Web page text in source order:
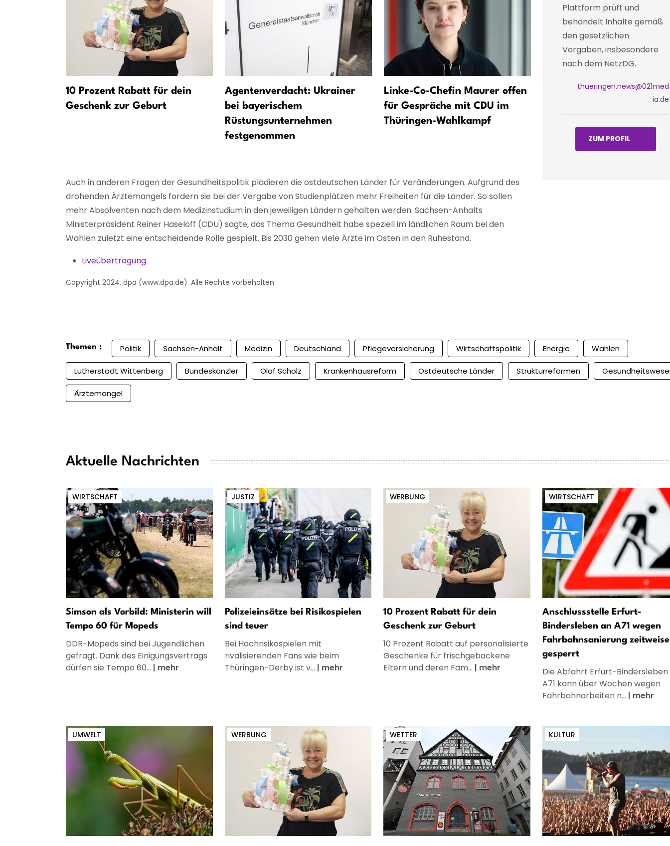
10 Prozent Rabatt für dein
Geschenk zur Geburt
Agentenverdacht: Ukrainer
bei bayerischem
Rüstungsunternehmen
festgenommen
Linke-Co-Chefin Maurer offen
für Gespräche mit CDU im
Thüringen-Wahlkampf
Thüringen:
Mio. Euro beantragt, 130
ausgezahlt
Auch in anderen Fragen der Gesundheitspolitik plädieren die ostdeutschen Länder für Veränderungen. Aufgrund des
drohenden Ärztemangels fordern sie bei der Vergabe von Studienplätzen mehr Freiheiten für die Länder. So sollen
mehr Absolventen nach dem Medizinstudium in den jeweiligen Ländern gehalten werden. Sachsen-Anhalts
Ministerpräsident Reiner Haseloff (CDU) sagte, das Thema Gesundheit habe speziell im ländlichen Raum bei den
Wahlen zuletzt eine entscheidende Rolle gespielt. Bis 2030 gehen viele Ärzte im Osten in den Ruhestand.
Liveübertragung
Copyright 2024, dpa (www.dpa.de). Alle Rechte vorbehalten
Plattform prüft und
behandelt Inhalte gemäß
den gesetzlichen
Vorgaben, insbesondere
nach dem NetzDG.
thueringen.news@021med
ia.de
ZUM PROFIL
Themen : Politik Sachsen-Anhalt Medizin Deutschland Pflegeversicherung Wirtschaftspolitik Energie Wahlen
Lutherstadt Wittenberg Bundeskanzler Olaf Scholz Krankenhausreform Ostdeutsche Länder Strukturreformen
Ärztemangel
Aktuelle Nachrichten
WIRTSCHAFT
Simson als Vorbild: Ministerin will
Tempo 60 für Mopeds
DDR-Mopeds sind bei Jugendlichen
gefragt. Dank des Einigungsvertrags
dürfen sie Tempo 60... | mehr
JUSTIZ
Polizeieinsätze bei Risikospielen
sind teuer
Bei Hochrisikospielen mit
rivalisierenden Fans wie beim
Thüringen-Derby ist v... | mehr
WERBUNG
10 Prozent Rabatt für dein
Geschenk zur Geburt
10 Prozent Rabatt auf personalisierte
Geschenke für frischgebackene
Eltern und deren Fam... | mehr
WIRTSCHAFT
Anschlussstelle Erfurt-
Bindersleben an A71 wegen
Fahrbahnsanierung zeitweise
gesperrt
Die Abfahrt Erfurt-Bindersleben
A71 kann über Wochen wegen
Fahrbahnarbeiten n... | mehr
UMWELT WERBUNG WETTER KULTUR